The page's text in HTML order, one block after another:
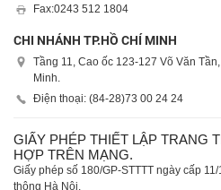
Fax:0243 512 1804
CHI NHÁNH TP.HỒ CHÍ MINH
Tầng 11, Cao ốc 123-127 Võ Văn
Minh.
Điện thoại: (84-28)73 00 24 24
GIẤY PHÉP THIẾT LẬP TRANG
HỢP TRÊN MẠNG.
Giấy phép số 180/GP-STTTT ngày cấp
thông Hà Nội.